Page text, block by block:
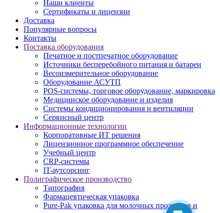
Наши клиенты
Сертификаты и лицензии
Доставка
Популярные вопросы
Контакты
Поставка оборудования
Печатное и постпечатное оборудование
Источники бесперебойного питания и батареи
Весоизмерительное оборудование
Оборудование АСУТП
POS-системы, торговое оборудование, маркировка
Медицинское оборудование и изделия
Системы кондиционирования и вентиляции
Сервисный центр
Информационные технологии
Корпоративные ИТ решения
Лицензионное программное обеспечение
Учебный центр
CRP-системы
IT-аутсорсинг
Полиграфическое производство
Типография
Фармацевтическая упаковка
Pure-Pak упаковка для молочных продуктов и